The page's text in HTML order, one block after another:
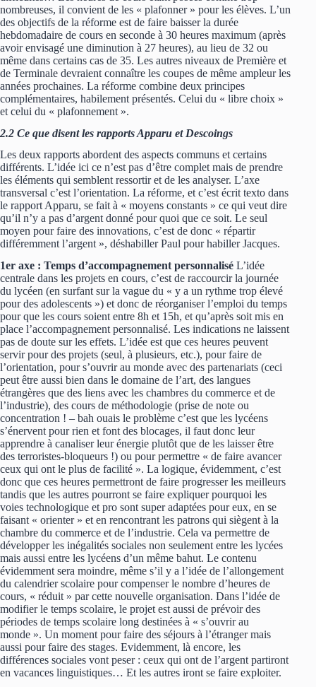
nombreuses, il convient de les « plafonner » pour les élèves. L’un
des objectifs de la réforme est de faire baisser la durée
hebdomadaire de cours en seconde à 30 heures maximum (après
avoir envisagé une diminution à 27 heures), au lieu de 32 ou
même dans certains cas de 35. Les autres niveaux de Première et
de Terminale devraient connaître les coupes de même ampleur les
années prochaines. La réforme combine deux principes
complémentaires, habilement présentés. Celui du « libre choix »
et celui du « plafonnement ».
2.2 Ce que disent les rapports Apparu et Descoings
Les deux rapports abordent des aspects communs et certains
différents. L’idée ici ce n’est pas d’être complet mais de prendre
les éléments qui semblent ressortir et de les analyser. L’axe
transversal c’est l’orientation. La réforme, et c’est écrit texto dans
le rapport Apparu, se fait à « moyens constants » ce qui veut dire
qu’il n’y a pas d’argent donné pour quoi que ce soit. Le seul
moyen pour faire des innovations, c’est de donc « répartir
différemment l’argent », déshabiller Paul pour habiller Jacques.
1er axe : Temps d’accompagnement personnalisé L’idée
centrale dans les projets en cours, c’est de raccourcir la journée
du lycéen (en surfant sur la vague du « y a un rythme trop élevé
pour des adolescents ») et donc de réorganiser l’emploi du temps
pour que les cours soient entre 8h et 15h, et qu’après soit mis en
place l’accompagnement personnalisé. Les indications ne laissent
pas de doute sur les effets. L’idée est que ces heures peuvent
servir pour des projets (seul, à plusieurs, etc.), pour faire de
l’orientation, pour s’ouvrir au monde avec des partenariats (ceci
peut être aussi bien dans le domaine de l’art, des langues
étrangères que des liens avec les chambres du commerce et de
l’industrie), des cours de méthodologie (prise de note ou
concentration ! – bah ouais le problème c’est que les lycéens
s’énervent pour rien et font des blocages, il faut donc leur
apprendre à canaliser leur énergie plutôt que de les laisser être
des terroristes-bloqueurs !) ou pour permettre « de faire avancer
ceux qui ont le plus de facilité ». La logique, évidemment, c’est
donc que ces heures permettront de faire progresser les meilleurs
tandis que les autres pourront se faire expliquer pourquoi les
voies technologique et pro sont super adaptées pour eux, en se
faisant « orienter » et en rencontrant les patrons qui siègent à la
chambre du commerce et de l’industrie. Cela va permettre de
développer les inégalités sociales non seulement entre les lycées
mais aussi entre les lycéens d’un même bahut. Le contenu
évidemment sera moindre, même s’il y a l’idée de l’allongement
du calendrier scolaire pour compenser le nombre d’heures de
cours, « réduit » par cette nouvelle organisation. Dans l’idée de
modifier le temps scolaire, le projet est aussi de prévoir des
périodes de temps scolaire long destinées à « s’ouvrir au
monde ». Un moment pour faire des séjours à l’étranger mais
aussi pour faire des stages. Evidemment, là encore, les
différences sociales vont peser : ceux qui ont de l’argent partiront
en vacances linguistiques… Et les autres iront se faire exploiter.